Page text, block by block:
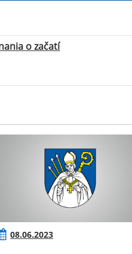
o začatí
08.06.2023